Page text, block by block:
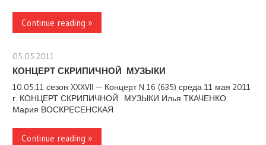
Continue reading »
05.05.2011
КОНЦЕРТ СКРИПИЧНОЙ МУЗЫКИ
10.05.11 сезон XXXVII — Концерт N 16 (635) среда 11 мая 2011
г. КОНЦЕРТ СКРИПИЧНОЙ МУЗЫКИ Илья ТКАЧЕНКО
Мария ВОСКРЕСЕНСКАЯ
Continue reading »